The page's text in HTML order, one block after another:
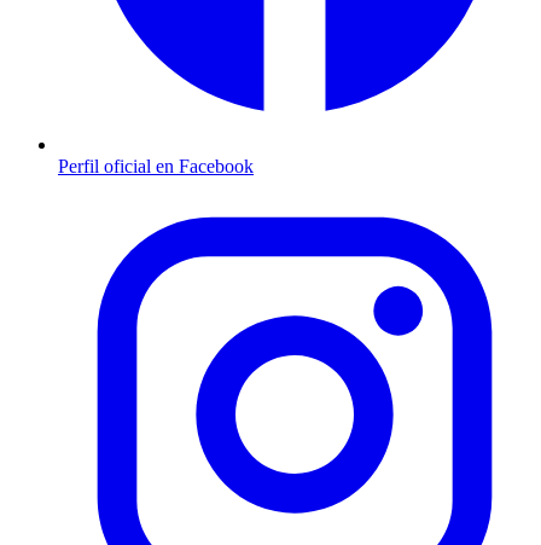
Perfil oficial en Facebook